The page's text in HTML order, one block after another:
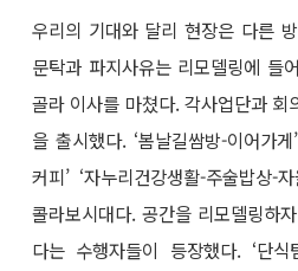
우리의 기대와 달리 현장은 다른
문탁과 파지사유는 리모델링에 들
골라 이사를 마쳤다. 각사업단과 회
을 출시했다. ‘봄날길쌈방-이어가
커피’ ‘자누리건강생활-주술밥상-
콜라보시대다. 공간을 리모델링하
다는 수행자들이 등장했다. ‘단식